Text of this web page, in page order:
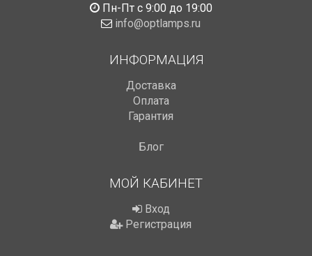
Пн-Пт с 9:00 до 19:00
info@optlamps.ru
ИНФОРМАЦИЯ
Доставка
Оплата
Гарантия
Блог
МОЙ КАБИНЕТ
Вход
Регистрация